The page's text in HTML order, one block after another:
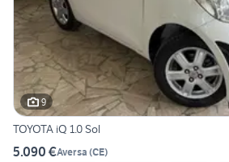
9
TOYOTA iQ 1.0 Sol
5.090 €Aversa (CE)